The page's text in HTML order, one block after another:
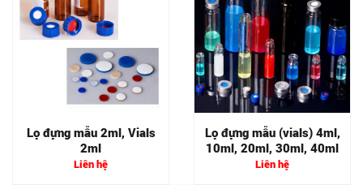
Lọ đựng mẫu 2ml, Vials
2ml
Liên hệ
Lọ đựng mẫu (vials) 4ml,
10ml, 20ml, 30ml, 40ml
Liên hệ